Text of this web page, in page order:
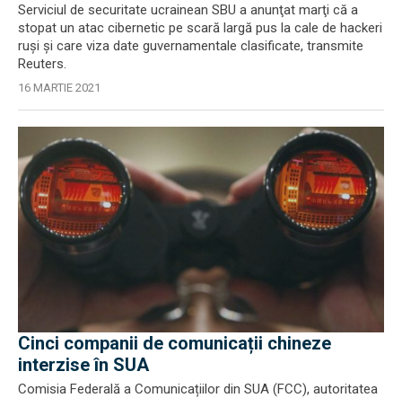
Serviciul de securitate ucrainean SBU a anunţat marţi că a
stopat un atac cibernetic pe scară largă pus la cale de hackeri
ruşi şi care viza date guvernamentale clasificate, transmite
Reuters.
16 MARTIE 2021
Cinci companii de comunicații chineze
interzise în SUA
Comisia Federală a Comunicațiilor din SUA (FCC), autoritatea